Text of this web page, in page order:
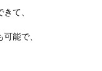
能で、
て、